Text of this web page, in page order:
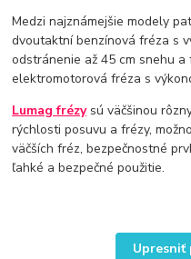
Medzi najznámejšie modely
dvoutaktní benzínová fréza s
odstránenie až 45 cm snehu a
elektromotorová fréza s
Lumag frézysú väčšinou
rýchlosti posuvu a frézy,
väčších fréz, bezpečnostné
ľahké a bezpečné použitie.
Upresniť